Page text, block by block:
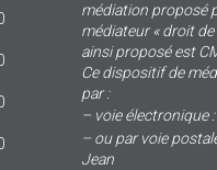
médiation proposé
médiateur « droit
ainsi proposé est
Ce dispositif de
par :
– voie électronique :
– ou par voie
Jean